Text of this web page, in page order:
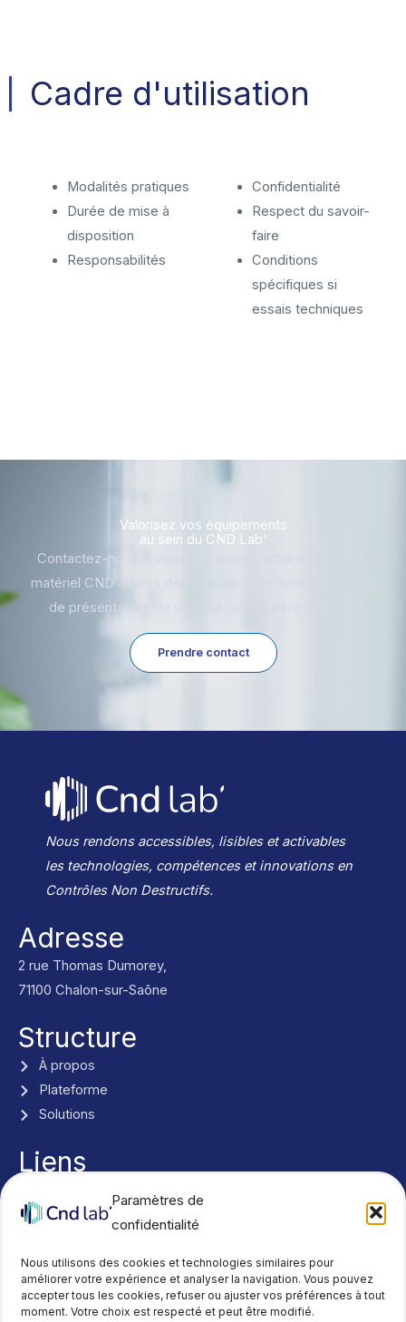
Paramètres de
confidentialité
Nous utilisons des cookies et technologies similaires pour
améliorer votre expérience et analyser la navigation. Vous pouvez
accepter tous les cookies, refuser ou ajuster vos préférences à tout
moment. Votre choix est respecté et peut être modifié.
Cadre d'utilisation
Modalités pratiques
Durée de mise à
disposition
Responsabilités
Confidentialité
Respect du savoir-
faire
Conditions
spécifiques si
essais techniques
Valorisez vos équipements
au sein du CND Lab'
Contactez-nous si vous souhaitez mettre en avant du
matériel CND auprès des acteurs de la filière, à des fins
de présentation, de visibilité ou d’expérimentation
Prendre contact
Nous rendons accessibles, lisibles et activables
les technologies, compétences et innovations en
Contrôles Non Destructifs.
Adresse
2 rue Thomas Dumorey,
71100 Chalon-sur-Saône
Structure
À propos
Plateforme
Solutions
Liens
Actualités
Y
o
u
L
i
n